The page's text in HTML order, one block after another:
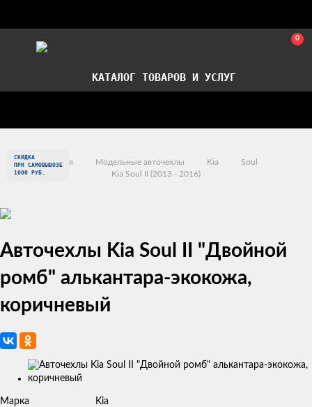
0
КАТАЛОГ ТОВАРОВ И УСЛУГ
Главная Модельные авточехлы Kia
Soul
Kia Soul II (2013 - 2016)
Авточехлы Kia Soul II "Двойной
ромб" алькантара-экокожа,
коричневый
Изображения
товаров
СКИДКА
ПРИ САМОВЫВОЗЕ
1000 РУБ.
Марка
Kia